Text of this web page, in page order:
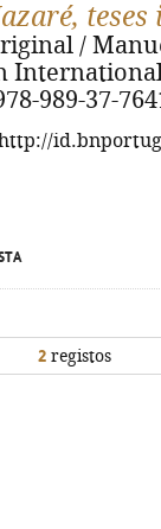
/
International
989-37-
2 registos